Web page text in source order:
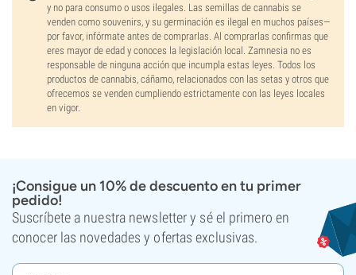
y no para consumo o usos ilegales. Las semillas de cannabis se
venden como souvenirs, y su germinación es ilegal en muchos países—
por favor, infórmate antes de comprarlas. Al comprarlas confirmas que
eres mayor de edad y conoces la legislación local. Zamnesia no es
responsable de ninguna acción que incumpla estas leyes. Todos los
productos de cannabis, cáñamo, relacionados con las setas y otros que
ofrecemos se venden cumpliendo estrictamente con las leyes locales
en vigor.
¡Consigue un 10% de descuento en tu primer
pedido!
Suscríbete a nuestra newsletter y sé el primero en
conocer las novedades y ofertas exclusivas.